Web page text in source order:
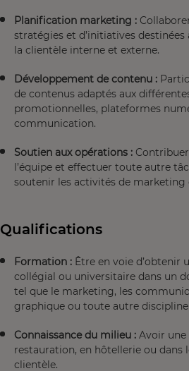
Planification marketing :
stratégies et d’initiatives
la clientèle interne et externe.
Développement de contenu :
de contenus adaptés aux
promotionnelles, plateformes
communication.
Soutien aux opérations :
l’équipe et effectuer toute autre
soutenir les activités de marketing
Qualifications
Formation : Être en voie d’obtenir
collégial ou universitaire dans un
tel que le marketing, les
graphique ou toute autre discipline
Connaissance du milieu : Avoir une
restauration, en hôtellerie ou dans
clientèle.